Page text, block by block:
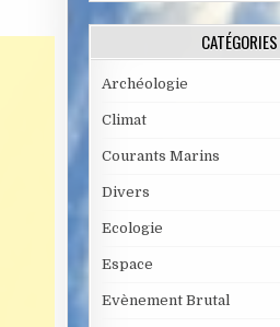
CATÉGORIES
Archéologie
Climat
Courants Marins
Divers
Ecologie
Espace
Evènement Brutal